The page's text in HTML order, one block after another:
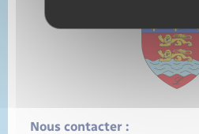
Nous contacter :